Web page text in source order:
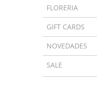
FLORERIA
GIFT CARDS
NOVEDADES
SALE